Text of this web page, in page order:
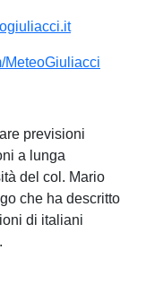
MeteoGiuliacci
previsioni
a lunga
del col. Mario
che ha descritto
di italiani